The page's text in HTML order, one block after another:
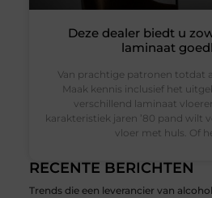
RECENTE BERICHTEN
Trends die een leverancier van
Deze dealer biedt u
laminaat
Van prachtige patronen totdat
Maak kennis inclusief het
verschillend laminaat
karakteristiek jaren ’80 pand wilt
vloer met huls. Of